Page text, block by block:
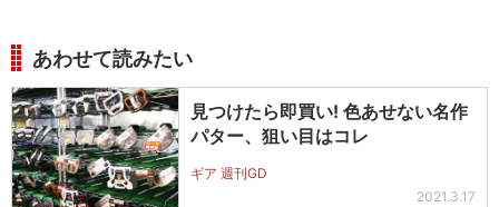
あわせて読みたい
見つけたら即買い! 色あせない名作
パター、狙い目はコレ
ギア 週刊GD
2021.3.17